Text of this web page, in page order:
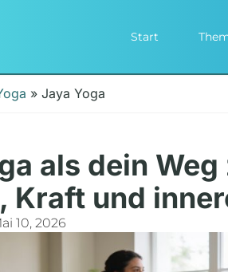
Start
» Jaya Yoga
als dein Weg
Kraft und
10, 2026